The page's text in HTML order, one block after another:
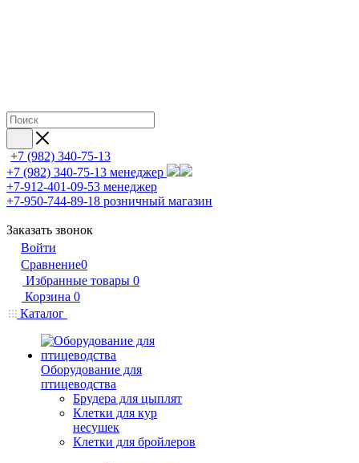
+7 (982) 340-75-13
+7 (982) 340-75-13 менеджер
+7-912-401-09-53 менеджер
+7-950-744-89-18 розничный магазин
Заказать звонок
Войти
Сравнение0
Избранные товары 0
Корзина 0
Каталог
Оборудование для
птицеводства
Брудера для цыплят
Клетки для кур
несушек
Клетки для бройлеров